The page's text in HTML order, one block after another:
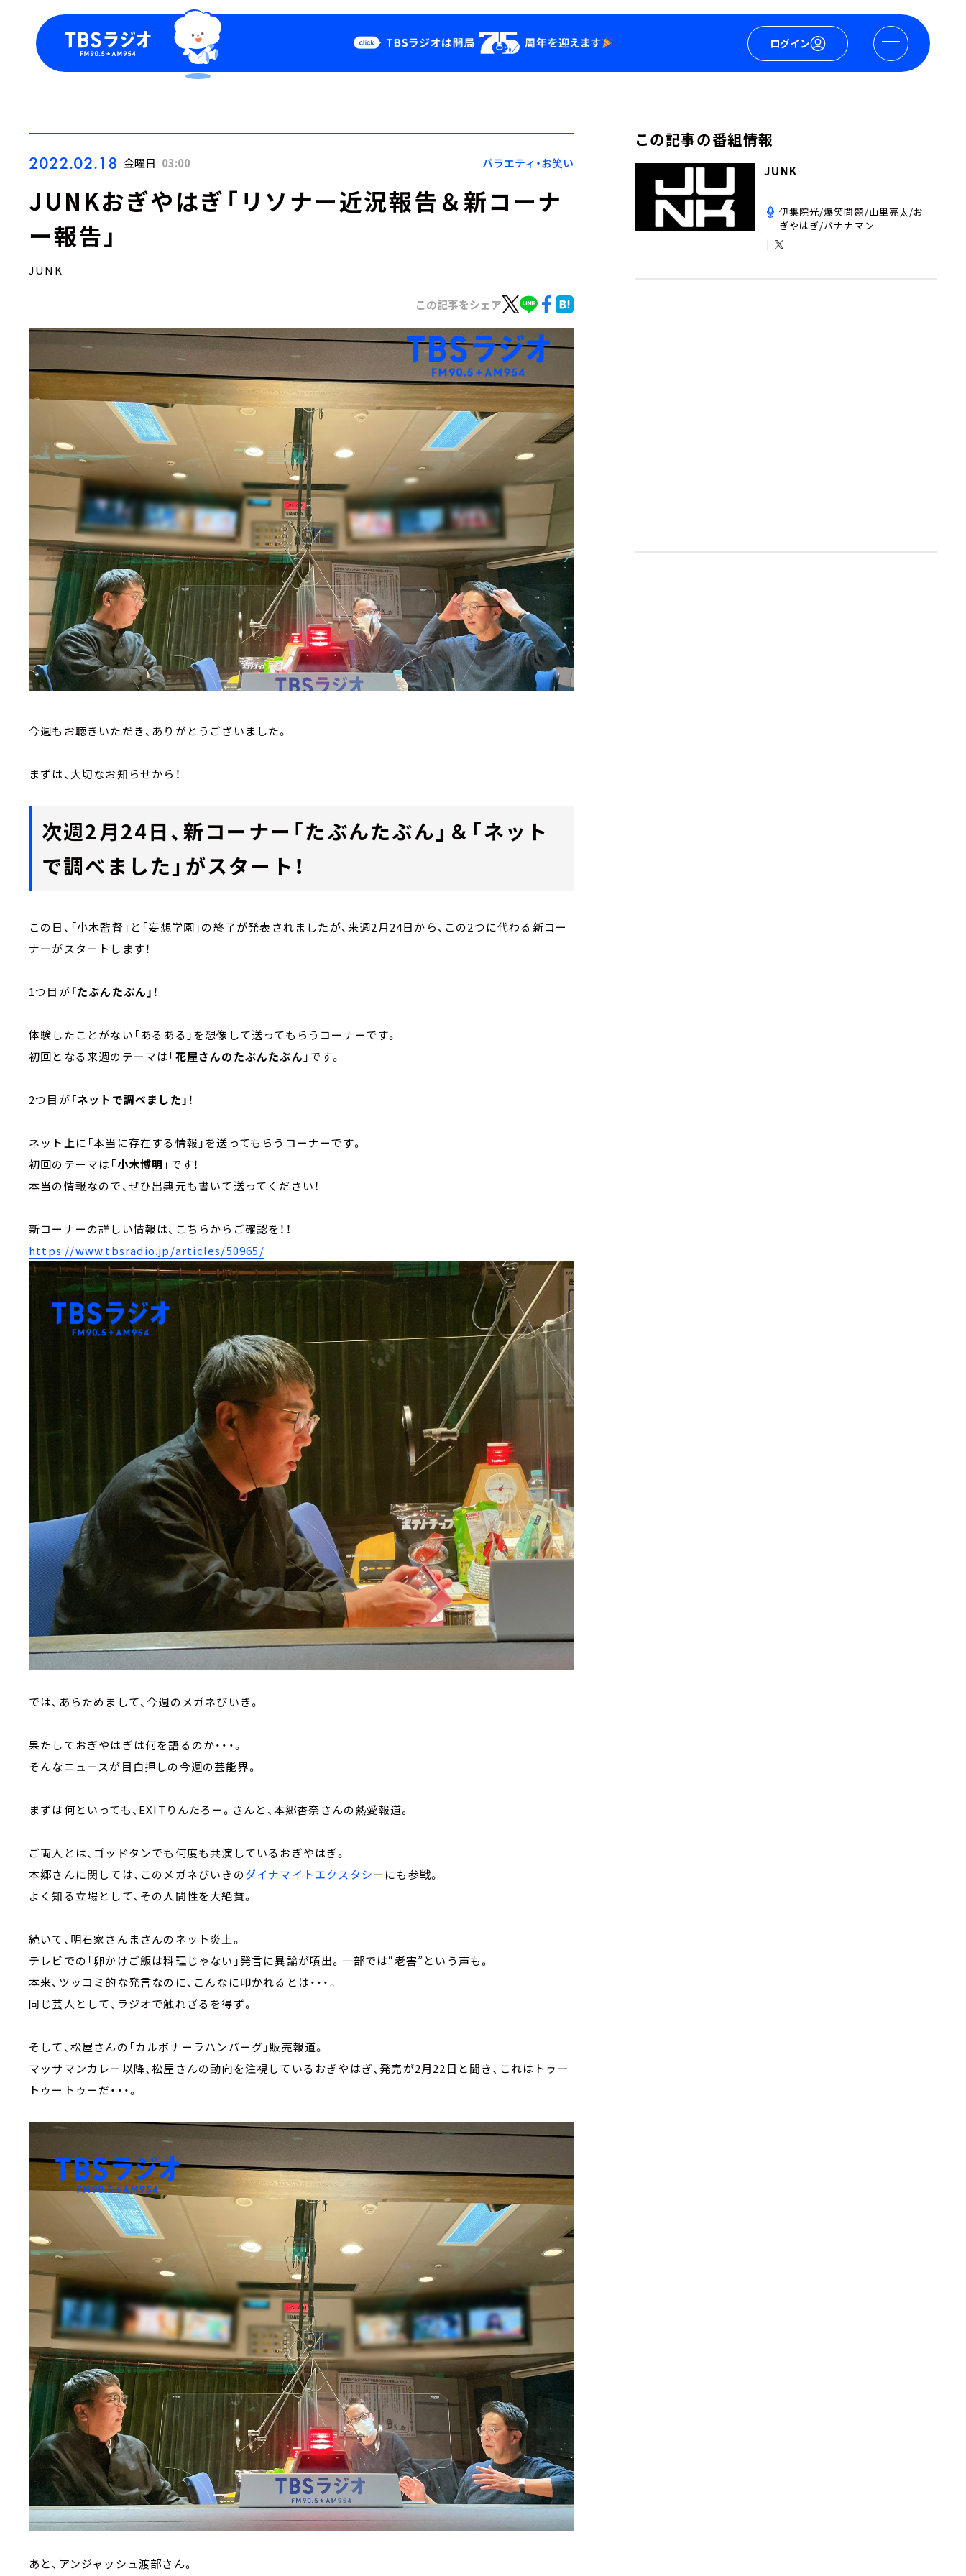
ログイン
Podcast
YouTube
会社情報
2022.02.18 金曜日 03:00 バラエティ・お笑い
JUNKおぎやはぎ「リソナー近況報告＆新コーナ
ー報告」
JUNK
この記事をシェア
今週もお聴きいただき、ありがとうございました。
まずは、大切なお知らせから！
次週2月24日、新コーナー「たぶんたぶん」＆「ネット
で調べました」がスタート！
この日、「小木監督」と「妄想学園」の終了が発表されましたが、来週2月24日から、この2つに代わる新コー
ナーがスタートします！
1つ目が「たぶんたぶん」 ！
体験したことがない「あるある」を想像して送ってもらうコーナーです。
初回となる来週のテーマは「花屋さんのたぶんたぶん 」です。
2つ目が「ネットで調べました」 ！
ネット上に「本当に存在する情報」を送ってもらうコーナーです。
初回のテーマは「小木博明 」です！
本当の情報なので、ぜひ出典元も書いて送ってください！
新コーナーの詳しい情報は、こちらからご確認を！！
https://www.tbsradio.jp/articles/50965/
では、あらためまして、今週のメガネびいき。
果たしておぎやはぎは何を語るのか・・・。
そんなニュースが目白押しの今週の芸能界。
まずは何といっても、EXITりんたろー。さんと、本郷杏奈さんの熱愛報道。
ご両人とは、ゴッドタンでも何度も共演しているおぎやはぎ。
本郷さんに関しては、このメガネびいきのダイナマイトエクスタシーにも参戦。
よく知る立場として、その人間性を大絶賛。
続いて、明石家さんまさんのネット炎上。
テレビでの「卵かけご飯は料理じゃない」発言に異論が噴出。一部では“老害”という声も。
本来、ツッコミ的な発言なのに、こんなに叩かれるとは・・・。
同じ芸人として、ラジオで触れざるを得ず。
そして、松屋さんの「カルボナーラハンバーグ」販売報道。
マッサマンカレー以降、松屋さんの動向を注視しているおぎやはぎ、発売が2月22日と聞き、これはトゥー
トゥートゥーだ・・・。
あと、アンジャッシュ渡部さん。
この記事の番組情報
JUNK
伊集院光/爆笑問題/山里亮太/お
ぎやはぎ/バナナマン